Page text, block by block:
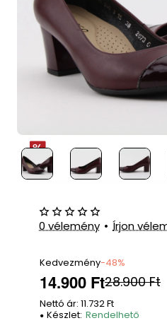
0 vélemény • Írjon
Kedvezmény-48%
14.900 Ft28.900 Ft
Nettó ár: 11.732 Ft
Készlet: Rendelhető